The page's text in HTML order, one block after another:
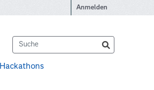
Anmelden
Hackathons